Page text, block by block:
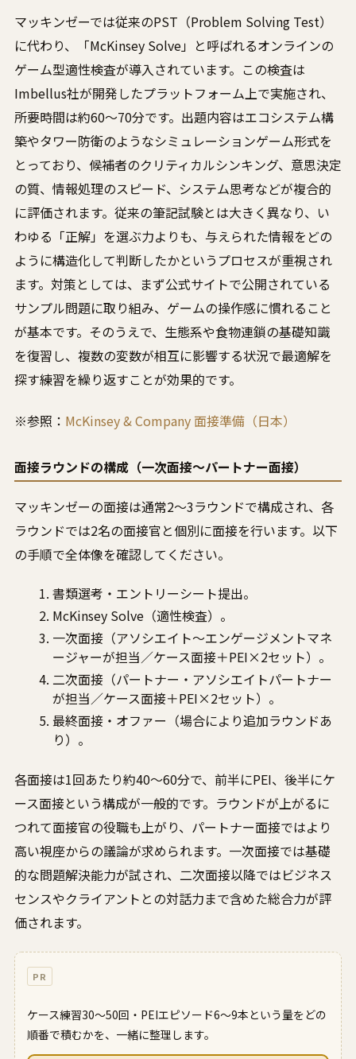
マッキンゼーでは従来のPST（Problem Solving Test）
に代わり、「McKinsey Solve」と呼ばれるオンラインの
ゲーム型適性検査が導入されています。この検査は
Imbellus社が開発したプラットフォーム上で実施され、
所要時間は約60〜70分です。出題内容はエコシステム構
築やタワー防衛のようなシミュレーションゲーム形式を
とっており、候補者のクリティカルシンキング、意思決定
の質、情報処理のスピード、システム思考などが複合的
に評価されます。従来の筆記試験とは大きく異なり、い
わゆる「正解」を選ぶ力よりも、与えられた情報をどの
ように構造化して判断したかというプロセスが重視され
ます。対策としては、まず公式サイトで公開されている
サンプル問題に取り組み、ゲームの操作感に慣れること
が基本です。そのうえで、生態系や食物連鎖の基礎知識
を復習し、複数の変数が相互に影響する状況で最適解を
探す練習を繰り返すことが効果的です。
※参照： McKinsey & Company 面接準備（日本）
面接ラウンドの構成（一次面接〜パートナー面接）
マッキンゼーの面接は通常2〜3ラウンドで構成され、各
ラウンドでは2名の面接官と個別に面接を行います。以下
の手順で全体像を確認してください。
書類選考・エントリーシート提出。
McKinsey Solve（適性検査）。
一次面接（アソシエイト〜エンゲージメントマネ
ージャーが担当／ケース面接＋PEI×2セット）。
二次面接（パートナー・アソシエイトパートナー
が担当／ケース面接＋PEI×2セット）。
最終面接・オファー（場合により追加ラウンドあ
り）。
各面接は1回あたり約40〜60分で、前半にPEI、後半にケ
ース面接という構成が一般的です。ラウンドが上がるに
つれて面接官の役職も上がり、パートナー面接ではより
高い視座からの議論が求められます。一次面接では基礎
的な問題解決能力が試され、二次面接以降ではビジネス
センスやクライアントとの対話力まで含めた総合力が評
価されます。
PR
ケース練習30〜50回・PEIエピソード6〜9本という量をどの
順番で積むかを、一緒に整理します。